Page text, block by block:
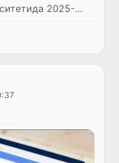
2025-
— инсонлар ва
деб ном